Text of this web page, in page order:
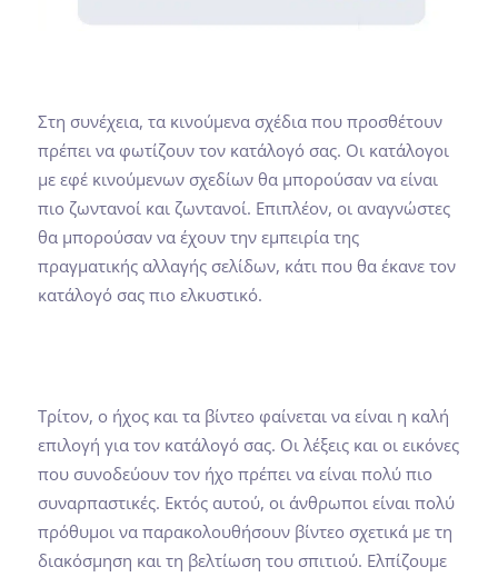
Στη συνέχεια, τα κινούμενα σχέδια που προσθέτουν
πρέπει να φωτίζουν τον κατάλογό σας. Οι κατάλογοι
με εφέ κινούμενων σχεδίων θα μπορούσαν να είναι
πιο ζωντανοί και ζωντανοί. Επιπλέον, οι αναγνώστες
θα μπορούσαν να έχουν την εμπειρία της
πραγματικής αλλαγής σελίδων, κάτι που θα έκανε τον
κατάλογό σας πιο ελκυστικό.
Τρίτον, ο ήχος και τα βίντεο φαίνεται να είναι η καλή
επιλογή για τον κατάλογό σας. Οι λέξεις και οι εικόνες
που συνοδεύουν τον ήχο πρέπει να είναι πολύ πιο
συναρπαστικές. Εκτός αυτού, οι άνθρωποι είναι πολύ
πρόθυμοι να παρακολουθήσουν βίντεο σχετικά με τη
διακόσμηση και τη βελτίωση του σπιτιού. Ελπίζουμε